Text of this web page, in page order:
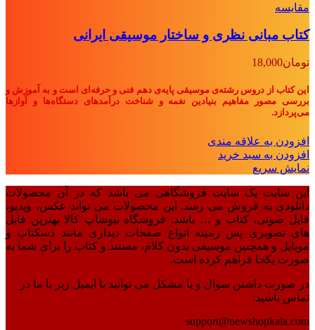
مقايسه
کتاب مبانی نظری و ساختار موسیقی ایرانی
تومان18,000
این کتاب از دروس رشته‌ی موسیقی پایه‌ی دهم فنی و حرفه‌ای است و به آموزش و
بررسی مصور مفاهیم بنیادین نغمه و شناخت درآمدهای دستگاه‌ها و آوازها
می‌پردازد.
افزودن به علاقه مندی
افزودن به سبد خرید
نمایش سریع
این سایت یک سایت فروشگاهی می باشد که در آن محصولات
دانلودی به فروش می رسد. این محصولات می تواند عکس، ویدیو،
فایل صوتی، کتاب و … باشد. فروشگاه نیوشاپ کالا بهترین فایل
های تصویری پس زمینه انواع صفحات دیداری مانند دسکتاپ و
موبایل و همچنین موسیقی بدون کلام، مستند و کتاب را برای شما به
صورت یکجا فراهم کرده است.
در صورت داشتن سوال و یا مشکل می توانید با ایمیل زیر با ما در
تماس باشید:
support@newshopkala.com